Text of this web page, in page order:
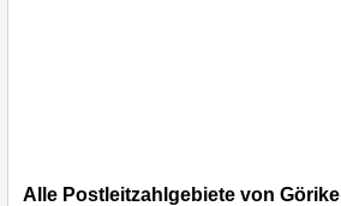
Alle Postleitzahlgebiete von Görike